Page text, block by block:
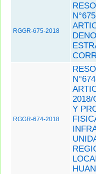
RGGR-675-2018
RGGR-674-2018
2018/
Y